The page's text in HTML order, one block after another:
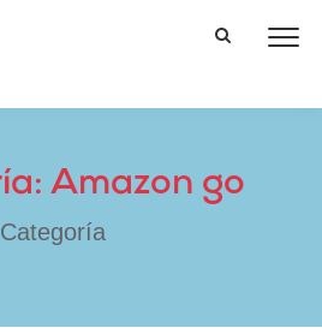
Amazon go
Categoría